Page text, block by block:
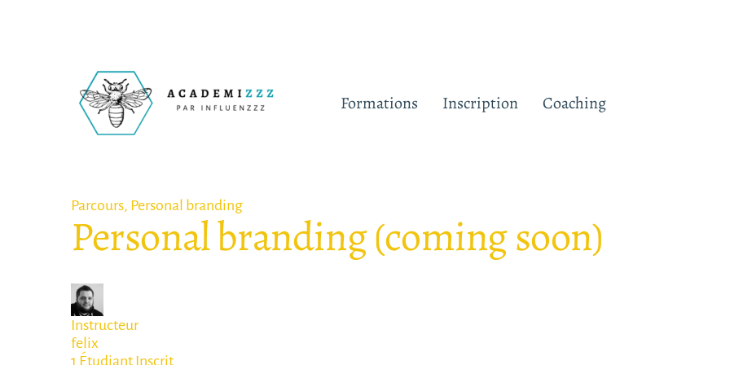
Formations Inscription Coaching
Parcours, Personal branding
Personal branding (coming soon)
Instructeur
felix
1 Étudiant Inscrit